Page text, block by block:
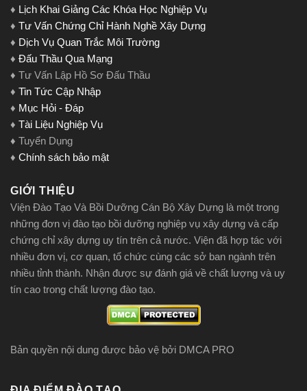
♦ Lịch Khai Giảng Các Khóa Học Nghiệp Vụ
♦ Tư Vấn Chứng Chỉ Hành Nghề Xây Dựng
♦ Dịch Vụ Quan Trắc Môi Trường
♦ Đấu Thầu Qua Mạng
♦ Tư Vấn Lập Hồ Sơ Đấu Thầu
♦ Tin Tức Cập Nhập
♦ Mục Hỏi - Đáp
♦ Tài Liệu Nghiệp Vụ
♦ Tuyển Dụng
♦ Chính sách bảo mật
GIỚI THIỆU
Viện Đào Tạo Và Bồi Dưỡng Cán Bộ Xây Dựng là một trong
những đơn vị đào tạo bồi dưỡng nghiệp vụ xây dựng và cấp
chứng chỉ xây dựng uy tín trên cả nước. Viện đã hợp tác với
nhiều đơn vị, cơ quan, tổ chức cùng các sở ban ngành trên
nhiều tỉnh thành. Nhận được sự đánh giá về chất lượng và uy
tín cao trong chất lượng đào tạo.
Bản quyền nội dung được bảo vệ bởi DMCA PRO